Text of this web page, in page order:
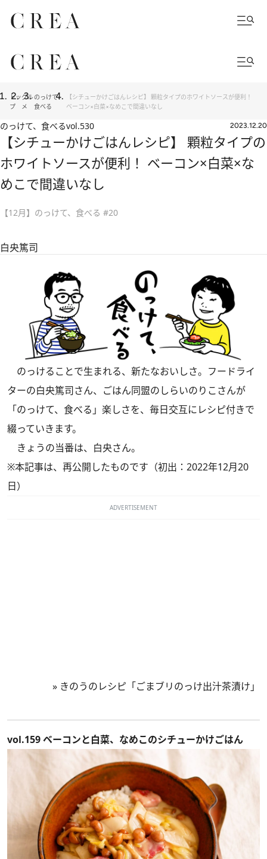
トッ
プ
グル
メ
のっけて、
食べる
【シチューかけごはんレシピ】 顆粒タイプのホワイトソースが便利！
ベーコン×白菜×なめこで間違いなし
のっけて、食べるvol.530 2023.12.20
【シチューかけごはんレシピ】 顆粒タイプの
ホワイトソースが便利！ ベーコン×白菜×な
めこで間違いなし
【12月】のっけて、食べる #20
白央篤司
のっけることで生まれる、新たなおいしさ。フードライ
ターの白央篤司さん、ごはん同盟のしらいのりこさんが
「のっけて、食べる」楽しさを、毎日交互にレシピ付きで
綴っていきます。
きょうの当番は、白央さん。
※本記事は、再公開したものです（初出：2022年12月20
日）
ADVERTISEMENT
» きのうのレシピ「ごまブリのっけ出汁茶漬け」
vol.159 ベーコンと白菜、なめこのシチューかけごはん